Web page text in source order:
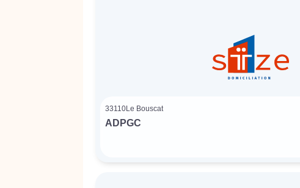
33110Le Bouscat
ADPGC